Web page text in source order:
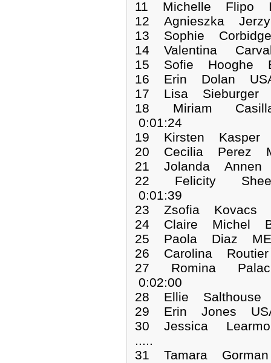
11 Michelle Flipo
12 Agnieszka
13 Sophie
14 Valentina
15 Sofie Hooghe
16 Erin Dolan
17 Lisa Sieburger
18 Miriam
0:01:24
19 Kirsten Kasper
20 Cecilia Perez
21 Jolanda Annen
22 Felicity
0:01:39
23 Zsofia Kovacs
24 Claire Michel
25 Paola Diaz
26 Carolina
27 Romina
0:02:00
28 Ellie Salthouse
29 Erin Jones
30 Jessica
.....
31 Tamara